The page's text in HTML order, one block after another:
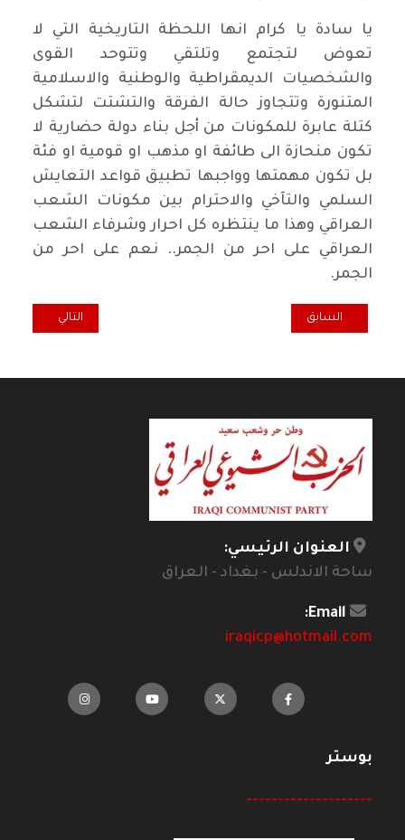
يا سادة يا كرام انها اللحظة التاريخية التي لا
تعوض لتجتمع وتلتقي وتتوحد القوى
والشخصيات الديمقراطية والوطنية والاسلامية
المتنورة وتتجاوز حالة الفرقة والتشتت لتشكل
كتلة عابرة للمكونات من أجل بناء دولة حضارية لا
تكون منحازة الى طائفة او مذهب او قومية او فئة
بل تكون مهمتها وواجبها تطبيق قواعد التعايش
السلمي والتآخي والاحترام بين مكونات الشعب
العراقي وهذا ما ينتظره كل احرار وشرفاء الشعب
العراقي على احر من الجمر.. نعم على احر من
الجمر.
المقال السابق: اكول... لأجل دعم المنتج الوطني الحمضيات والتمور
السابق المقال التالي:
التالي
العنوان الرئيسي:
ساحة الاندلس - بغداد - العراق
Email:
iraqicp@hotmail.com
بوستر
--------------------